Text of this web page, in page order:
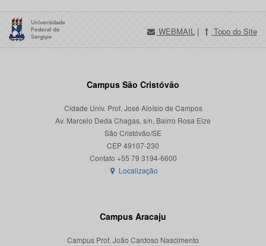
WEBMAIL | Topo do Site
Campus São Cristóvão
Cidade Univ. Prof. José Aloísio de Campos
Av. Marcelo Deda Chagas, s/n, Bairro Rosa Elze
São Cristóvão/SE
CEP 49107-230
Localização
Campus Aracaju
Campus Prof. João Cardoso Nascimento